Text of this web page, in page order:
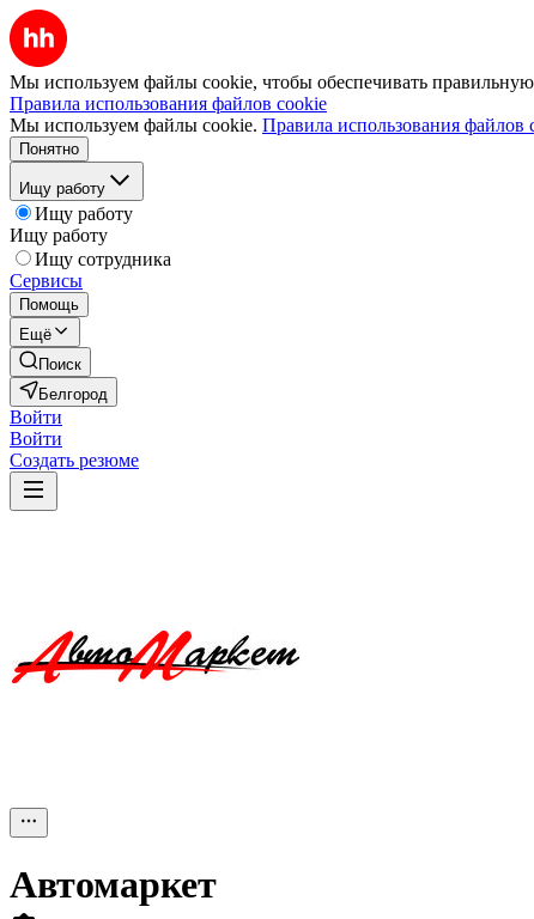
Мы используем файлы cookie, чтобы обеспечивать правильную
Правила использования файлов cookie
Мы используем файлы cookie. Правила использования файлов
Понятно
Ищу работу
Ищу работу
Ищу работу
Ищу сотрудника
Сервисы
Помощь
Ещё
Поиск
Белгород
Войти
Войти
Создать резюме
Автомаркет